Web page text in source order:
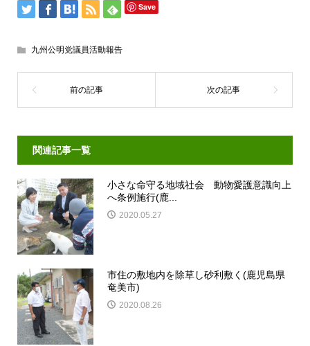
Save
九州公明党議員活動報告
関連記事一覧
小さな命守る地域社会 動物愛護意識向上
へ条例施行(鹿...
2020.05.27
市住の敷地内を除草し砂利敷く(鹿児島県
奄美市)
2020.08.26